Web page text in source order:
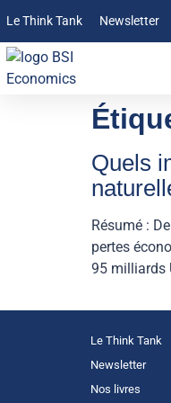
Le Think Tank Newsletter
Quels
Résumé :
pertes
95 milliards
Le Think Tank
Newsletter
Nos livres